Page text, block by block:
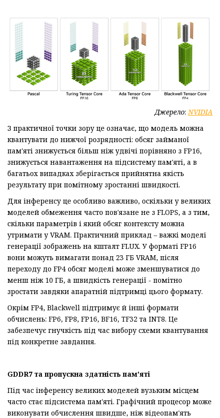
Джерело: NVIDIA
З практичної точки зору це означає, що модель можна
квантувати до нижчої розрядності: обсяг займаної
пам'яті знижується більш ніж удвічі порівняно з FP16,
знижується навантаження на підсистему пам'яті, а в
багатьох випадках зберігається прийнятна якість
результату при помітному зростанні швидкості.
Для інференсу це особливо важливо, оскільки у великих
моделей обмеження часто пов'язане не з FLOPS, а з тим,
скільки параметрів і який обсяг контексту можна
утримати у VRAM. Практичний приклад – важкі моделі
генерації зображень на кшталт FLUX. У форматі FP16
вони можуть вимагати понад 23 ГБ VRAM, після
переходу до FP4 обсяг моделі може зменшуватися до
менш ніж 10 ГБ, а швидкість генерації - помітно
зростати завдяки апаратній підтримці цього формату.
Окрім FP4, Blackwell підтримує й інші формати
обчислень: FP6, FP8, FP16, BF16, TF32 та INT8. Це
забезпечує гнучкість під час вибору схеми квантування
під конкретне завдання.
GDDR7 та пропускна здатність пам'яті
Під час інференсу великих моделей вузьким місцем
часто стає підсистема пам'яті. Графічний процесор може
виконувати обчислення швидше, ніж відеопам'ять